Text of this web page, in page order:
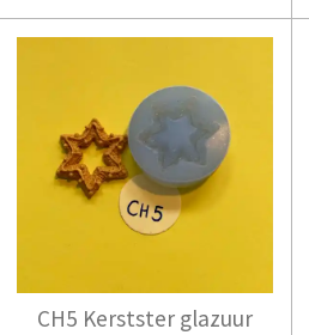
CH5 Kerstster glazuur